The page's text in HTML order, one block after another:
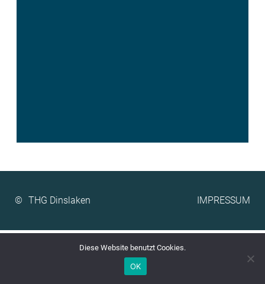
© IMPRESSUM
Diese Website benutzt Cookies.
OK